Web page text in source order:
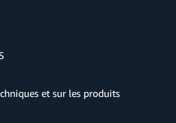
et sur les produits